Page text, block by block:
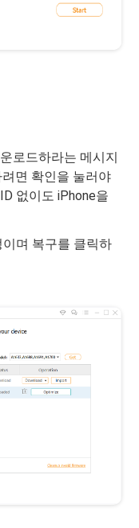
로드하라는 메시지
면 확인을 눌러야
없이도 iPhone을
며 복구를 클릭하